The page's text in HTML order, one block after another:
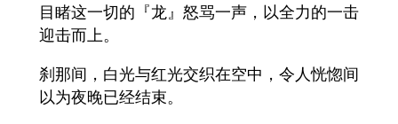
目睹这一切的『龙』怒骂一声，以全力的一击
迎击而上。
刹那间，白光与红光交织在空中，令人恍惚间
以为夜晚已经结束。